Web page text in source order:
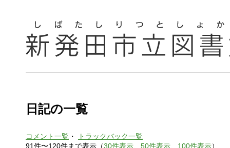
日記の一覧
コメント一覧 ・
トラックバック一覧
91件〜120件まで表示（30件表示 50件表示 100件表示）